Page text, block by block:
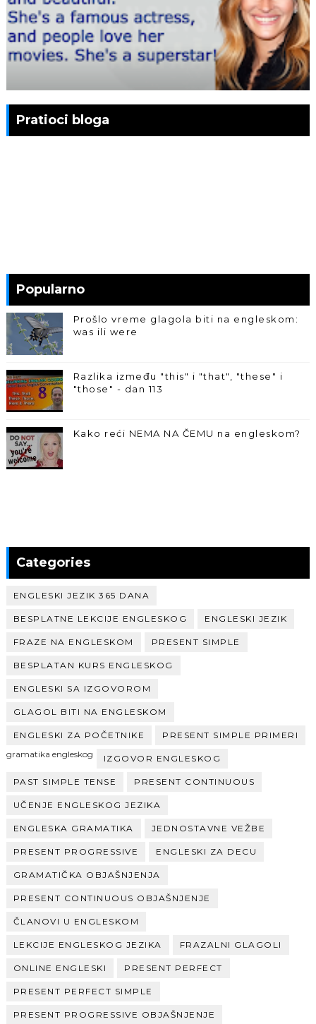
Pratioci bloga
Popularno
Prošlo vreme glagola biti na engleskom:
was ili were
Razlika između "this" i "that", "these" i
"those" - dan 113
Kako reći NEMA NA ČEMU na engleskom?
Categories
ENGLESKI JEZIK 365 DANA
BESPLATNE LEKCIJE ENGLESKOG ENGLESKI JEZIK
FRAZE NA ENGLESKOM PRESENT SIMPLE
BESPLATAN KURS ENGLESKOG
ENGLESKI SA IZGOVOROM
GLAGOL BITI NA ENGLESKOM
ENGLESKI ZA POČETNIKE
PRESENT SIMPLE PRIMERI
gramatika engleskog
IZGOVOR ENGLESKOG
PAST SIMPLE TENSE PRESENT CONTINUOUS
UČENJE ENGLESKOG JEZIKA
ENGLESKA GRAMATIKA JEDNOSTAVNE VEŽBE
PRESENT PROGRESSIVE ENGLESKI ZA DECU
GRAMATIČKA OBJAŠNJENJA
PRESENT CONTINUOUS OBJAŠNJENJE
ČLANOVI U ENGLESKOM
LEKCIJE ENGLESKOG JEZIKA FRAZALNI GLAGOLI
ONLINE ENGLESKI PRESENT PERFECT
PRESENT PERFECT SIMPLE
PRESENT PROGRESSIVE OBJAŠNJENJE